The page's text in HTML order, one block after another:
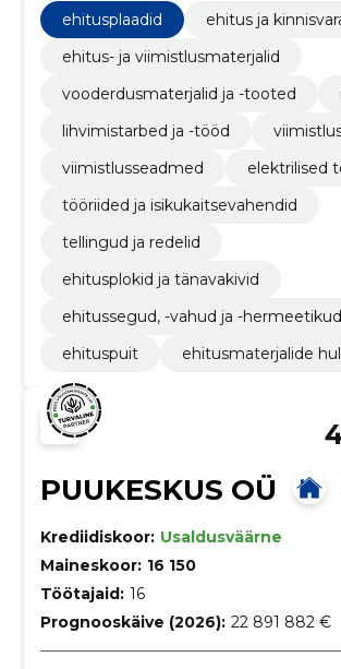
ehitusplaadid
ehitus ja
ehitus- ja viimistlusmaterjalid
vooderdusmaterjalid ja -tooted
lihvimistarbed ja -tööd
viimistlusseadmed
elektrilised
tööriided ja isikukaitsevahendid
tellingud ja redelid
ehitusplokid ja tänavakivid
ehitussegud, -vahud ja -hermeetikud
ehituspuit
ehitusmaterjalide
PUUKESKUS OÜ
Krediidiskoor: Usaldusväärne
Maineskoor: 16 150
Töötajaid: 16
Prognooskäive (2026): 22 891 882 €